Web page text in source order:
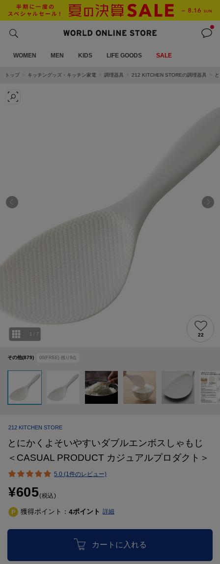
WOMEN MEN KIDS LIFE GOODS SALE
トップ キッチングッズ・キッチン家電 調理器具 212 KITCHEN STOREの調理器具
その他(879) 00(FREE) 残り 9点
/ 7 22
212 KITCHEN STORE
とにかくよそいやすいダブルエンボスしゃもじ
＜CASUAL PRODUCT カジュアルプロダクト＞
5.0 (1件のレビュー)
¥605(税込)
獲得ポイント： 4ポイント 詳細
カートに入れる